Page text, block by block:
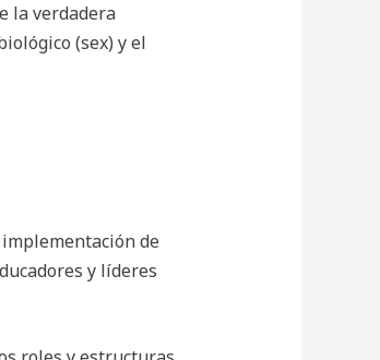
la verdadera
(sex) y el
de
y líderes